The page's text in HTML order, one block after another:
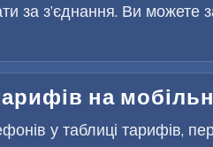
за з’єднання. Ви можете
на
у таблиці тарифів,